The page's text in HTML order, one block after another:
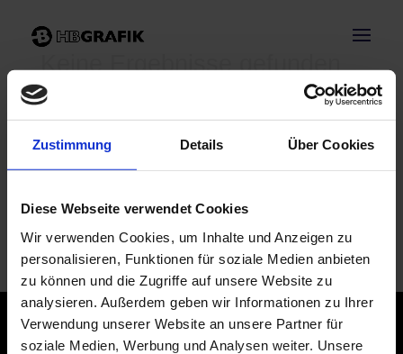
Zustimmung Details Über Cookies
Diese Webseite verwendet Cookies
Wir verwenden Cookies, um Inhalte und Anzeigen zu
personalisieren, Funktionen für soziale Medien anbieten
zu können und die Zugriffe auf unsere Website zu
analysieren. Außerdem geben wir Informationen zu Ihrer
Verwendung unserer Website an unsere Partner für
soziale Medien, Werbung und Analysen weiter. Unsere
Keine Ergebnisse gefunden
Die angefragte Seite konnte nicht gefunden werden.
Verfeinern Sie Ihre Suche oder verwenden Sie die
Navigation oben, um den Beitrag zu finden.